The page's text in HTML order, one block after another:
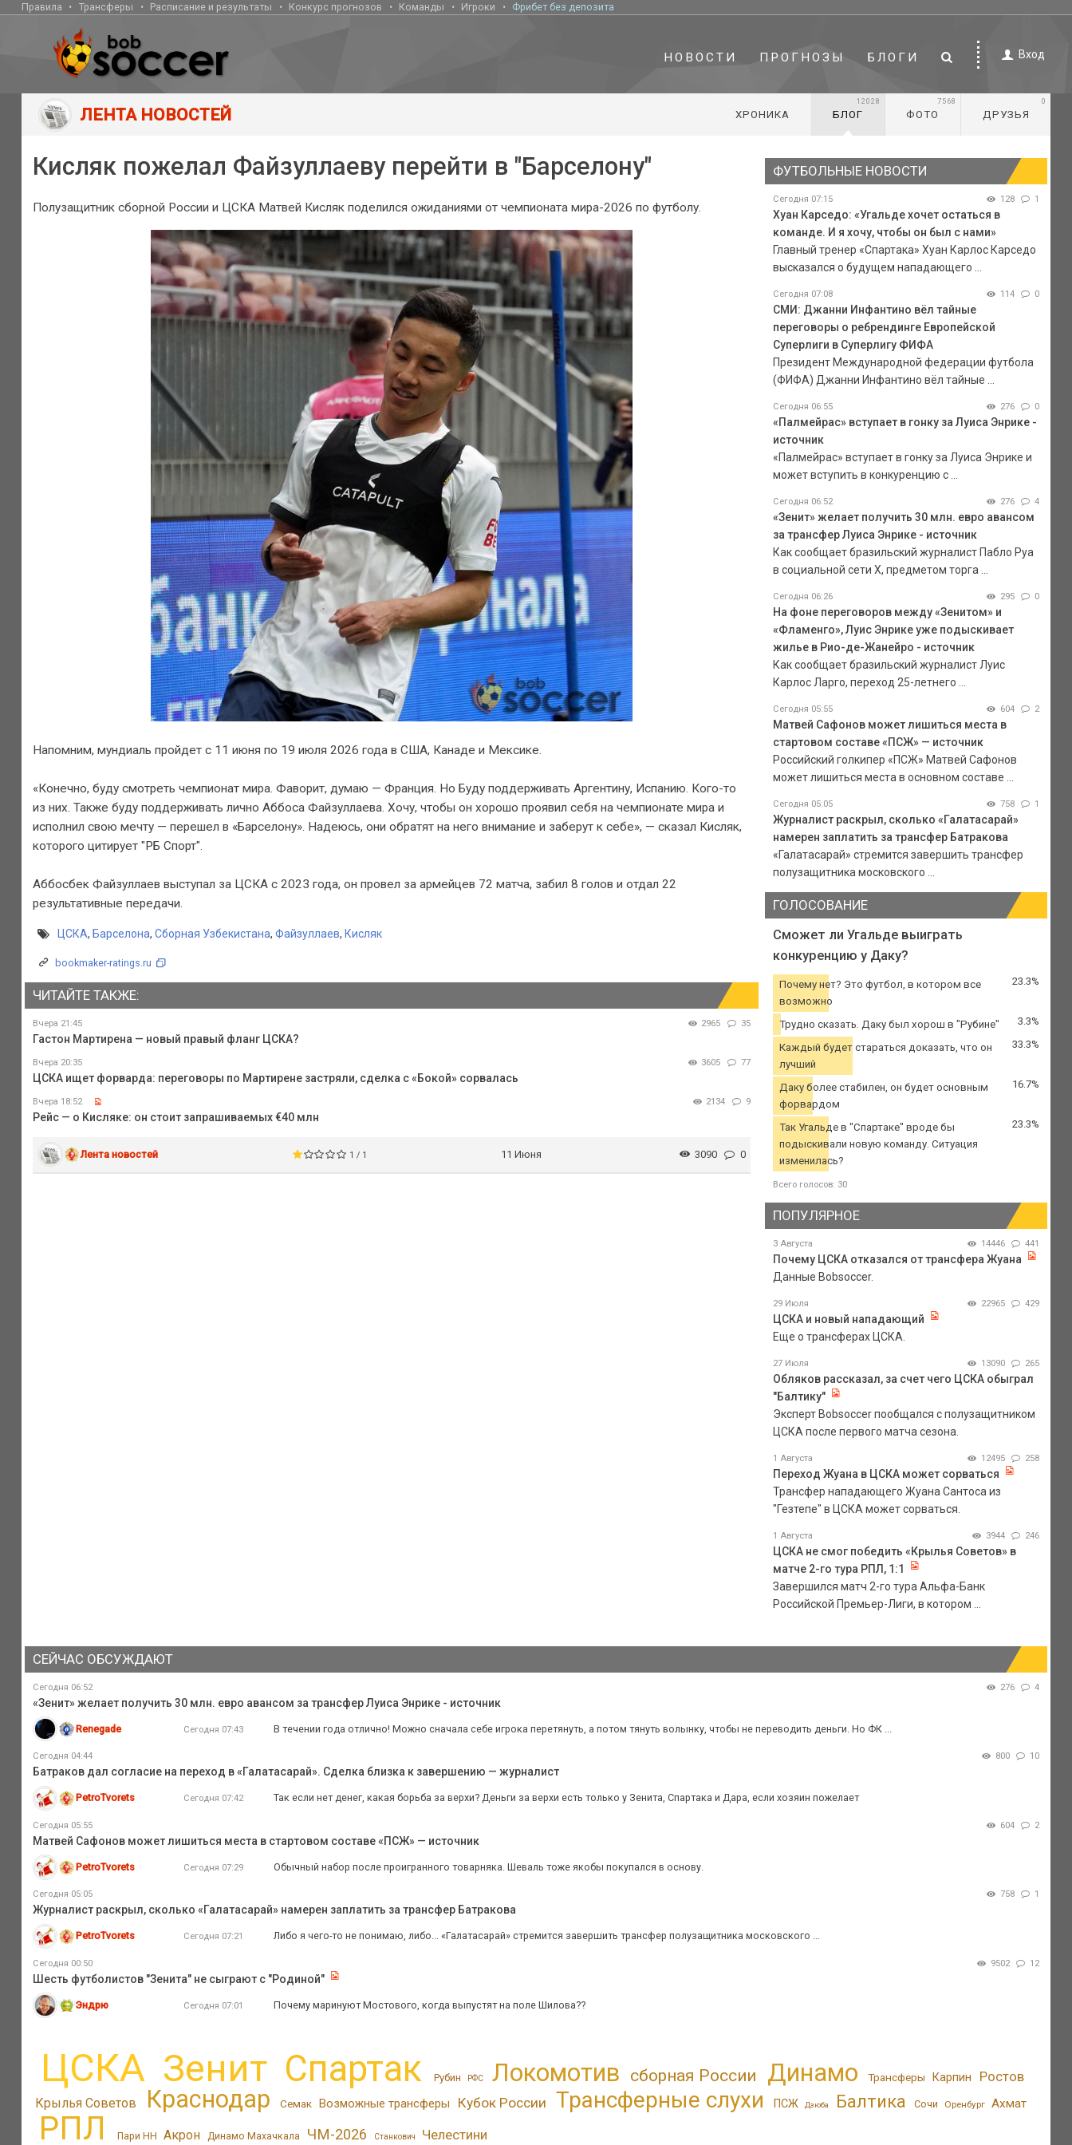
Правила Трансферы Расписание и результаты Конкурс прогнозов Команды Игроки Фрибет без депозита
НОВОСТИ ПРОГНОЗЫ БЛОГИ Вход
ЛЕНТА НОВОСТЕЙ ХРОНИКА БЛОГ
12028
ФОТО
7568
ДРУЗЬЯ
0
Кисляк пожелал Файзуллаеву перейти в "Барселону"
Полузащитник сборной России и ЦСКА Матвей Кисляк поделился ожиданиями от чемпионата мира-2026 по футболу.
Напомним, мундиаль пройдет с 11 июня по 19 июля 2026 года в США, Канаде и Мексике.
«Конечно, буду смотреть чемпионат мира. Фаворит, думаю — Франция. Но Буду поддерживать Аргентину, Испанию. Кого-то
из них. Также буду поддерживать лично Аббоса Файзуллаева. Хочу, чтобы он хорошо проявил себя на чемпионате мира и
исполнил свою мечту — перешел в «Барселону». Надеюсь, они обратят на него внимание и заберут к себе», — сказал Кисляк,
которого цитирует "РБ Спорт".
Аббосбек Файзуллаев выступал за ЦСКА с 2023 года, он провел за армейцев 72 матча, забил 8 голов и отдал 22
результативные передачи.
ЦСКА, Барселона, Сборная Узбекистана, Файзуллаев, Кисляк
bookmaker-ratings.ru
ЧИТАЙТЕ ТАКЖЕ:
Вчера 21:45 2965 35
Гастон Мартирена — новый правый фланг ЦСКА?
Вчера 20:35 3605 77
ЦСКА ищет форварда: переговоры по Мартирене застряли, сделка с «Бокой» сорвалась
Вчера 18:52 2134 9
Рейс — о Кисляке: он стоит запрашиваемых €40 млн
Лента новостей 1 / 1 11 Июня 3090 0
ФУТБОЛЬНЫЕ НОВОСТИ
Сегодня 07:15 128 1
Хуан Карседо: «Угальде хочет остаться в
команде. И я хочу, чтобы он был с нами»
Главный тренер «Спартака» Хуан Карлос Карседо
высказался о будущем нападающего ...
Сегодня 07:08 114 0
СМИ: Джанни Инфантино вёл тайные
переговоры о ребрендинге Европейской
Суперлиги в Суперлигу ФИФА
Президент Международной федерации футбола
(ФИФА) Джанни Инфантино вёл тайные ...
Сегодня 06:55 276 0
«Палмейрас» вступает в гонку за Луиса Энрике -
источник
«Палмейрас» вступает в гонку за Луиса Энрике и
может вступить в конкуренцию с ...
Сегодня 06:52 276 4
«Зенит» желает получить 30 млн. евро авансом
за трансфер Луиса Энрике - источник
Как сообщает бразильский журналист Пабло Руа
в социальной сети Х, предметом торга ...
Сегодня 06:26 295 0
На фоне переговоров между «Зенитом» и
«Фламенго», Луис Энрике уже подыскивает
жилье в Рио-де-Жанейро - источник
Как сообщает бразильский журналист Луис
Карлос Ларго, переход 25-летнего ...
Сегодня 05:55 604 2
Матвей Сафонов может лишиться места в
стартовом составе «ПСЖ» — источник
Российский голкипер «ПСЖ» Матвей Сафонов
может лишиться места в основном составе ...
Сегодня 05:05 758 1
Журналист раскрыл, сколько «Галатасарай»
намерен заплатить за трансфер Батракова
«Галатасарай» стремится завершить трансфер
полузащитника московского ...
ГОЛОСОВАНИЕ
Сможет ли Угальде выиграть
конкуренцию у Даку?
Почему нет? Это футбол, в котором все
возможно
23.3%
Трудно сказать. Даку был хорош в "Рубине" 3.3%
Каждый будет стараться доказать, что он
лучший
33.3%
Даку более стабилен, он будет основным
форвардом
16.7%
Так Угальде в "Спартаке" вроде бы
подыскивали новую команду. Ситуация
изменилась?
23.3%
Всего голосов: 30
ПОПУЛЯРНОЕ
3 Августа 14446 441
Почему ЦСКА отказался от трансфера Жуана
Данные Bobsoccer.
29 Июля 22965 429
ЦСКА и новый нападающий
Еще о трансферах ЦСКА.
27 Июля 13090 265
Обляков рассказал, за счет чего ЦСКА обыграл
"Балтику"
Эксперт Bobsoccer пообщался с полузащитником
ЦСКА после первого матча сезона.
1 Августа 12495 258
Переход Жуана в ЦСКА может сорваться
Трансфер нападающего Жуана Сантоса из
"Гезтепе" в ЦСКА может сорваться.
1 Августа 3944 246
ЦСКА не смог победить «Крылья Советов» в
матче 2-го тура РПЛ, 1:1
Завершился матч 2-го тура Альфа-Банк
Российской Премьер-Лиги, в котором ...
СЕЙЧАС ОБСУЖДАЮТ
Сегодня 06:52 276 4
«Зенит» желает получить 30 млн. евро авансом за трансфер Луиса Энрике - источник
Renegade Сегодня 07:43 В течении года отлично! Можно сначала себе игрока перетянуть, а потом тянуть волынку, чтобы не переводить деньги. Но ФК ...
Сегодня 04:44 800 10
Батраков дал согласие на переход в «Галатасарай». Сделка близка к завершению — журналист
PetroTvorets Сегодня 07:42 Так если нет денег, какая борьба за верхи? Деньги за верхи есть только у Зенита, Спартака и Дара, если хозяин пожелает
Сегодня 05:55 604 2
Матвей Сафонов может лишиться места в стартовом составе «ПСЖ» — источник
PetroTvorets Сегодня 07:29 Обычный набор после проигранного товарняка. Шеваль тоже якобы покупался в основу.
Сегодня 05:05 758 1
Журналист раскрыл, сколько «Галатасарай» намерен заплатить за трансфер Батракова
PetroTvorets Сегодня 07:21 Либо я чего-то не понимаю, либо... «Галатасарай» стремится завершить трансфер полузащитника московского ...
Сегодня 00:50 9502 12
Шесть футболистов "Зенита" не сыграют с "Родиной"
Эндрю Сегодня 07:01 Почему маринуют Мостового, когда выпустят на поле Шилова??
ЦСКА Зенит Спартак Рубин РФС Локомотив сборная России Динамо Трансферы Карпин Ростов
Крылья Советов Краснодар Семак Возможные трансферы Кубок России Трансферные слухи ПСЖ Дзюба Балтика Сочи Оренбург Ахмат
РПЛ Пари НН Акрон Динамо Махачкала ЧМ-2026 Станкович Челестини